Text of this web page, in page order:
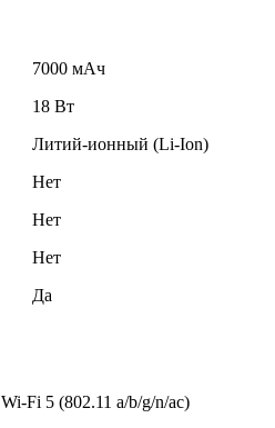
7000 мАч
18 Вт
Литий-ионный (Li-Ion)
Нет
Нет
Нет
Да
Wi-Fi 5 (802.11 a/b/g/n/ac)